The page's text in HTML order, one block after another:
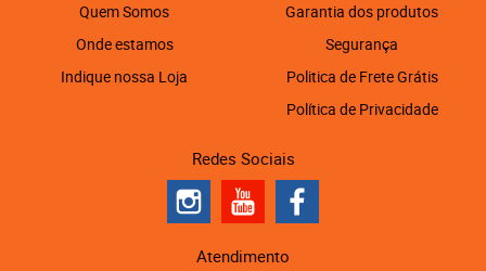
Quem Somos
Onde estamos
Indique nossa Loja
Garantia dos produtos
Segurança
Politica de Frete Grátis
Política de Privacidade
Redes Sociais
Atendimento